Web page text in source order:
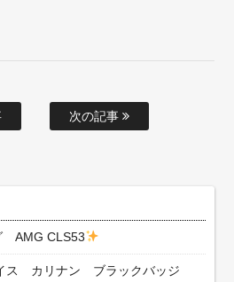
次の記事
AMG CLS53
ス カリナン ブラックバッジ